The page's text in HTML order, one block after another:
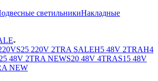
светильникиНакладные
S25 220V 2TRA SALEH5 48V 2TRAH4
48V 2TRA NEWS20 48V 4TRAS15 48V
NEW